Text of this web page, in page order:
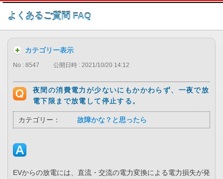
このページの本文へ
よくあるご質問 FAQ
カテゴリー表示
No : 8547 公開日時 : 2021/10/20 14:12
夜間の消費電力が少ないにもかかわらず、一夜で放
電下限まで放電して停止する。
カテゴリー： 故障かな？と思ったら
EVからの放電には、直流・交流の電力変換による電力損失が発